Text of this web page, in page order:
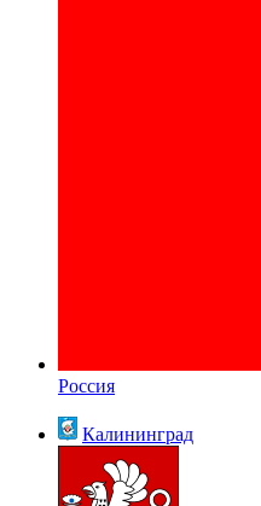
Россия
Калининград